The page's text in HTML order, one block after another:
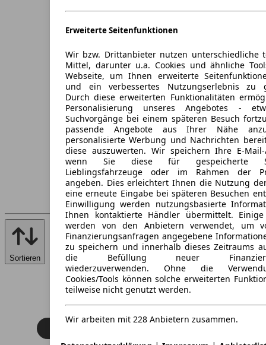
Erweiterte Seitenfunktionen
Wir bzw. Drittanbieter nutzen unterschiedliche
Mittel, darunter u.a. Cookies und ähnliche
Webseite, um Ihnen erweiterte
und ein verbessertes Nutzungserlebnis zu
Durch diese erweiterten Funktionalitäten
Personalisierung unseres Angebotes -
Suchvorgänge bei einem späteren Besuch
passende Angebote aus Ihrer Nähe
personalisierte Werbung und Nachrichten
diese auszuwerten. Wir speichern Ihre E-Mail-
wenn Sie diese für gespeicherte
Lieblingsfahrzeuge oder im Rahmen der
angeben. Dies erleichtert Ihnen die Nutzung
eine erneute Eingabe bei späteren Besuchen
Einwilligung werden nutzungsbasierte
Ihnen kontaktierte Händler übermittelt. Einige
werden von den Anbietern verwendet, um
Finanzierungsanfragen angegebene
zu speichern und innerhalb dieses Zeitraums
die Befüllung neuer
wiederzuverwenden. Ohne die
Cookies/Tools können solche erweiterten
teilweise nicht genutzt werden.
Wir arbeiten mit 228 Anbietern zusammen.
Sortieren